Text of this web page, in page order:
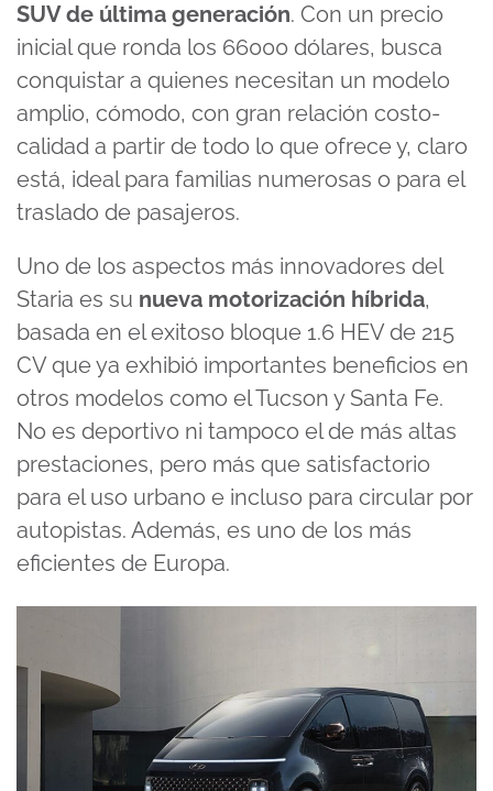
SUV de última generación. Con un precio
inicial que ronda los 66000 dólares, busca
conquistar a quienes necesitan un modelo
amplio, cómodo, con gran relación costo-
calidad a partir de todo lo que ofrece y, claro
está, ideal para familias numerosas o para el
traslado de pasajeros.
Uno de los aspectos más innovadores del
Staria es su nueva motorización híbrida,
basada en el exitoso bloque 1.6 HEV de 215
CV que ya exhibió importantes beneficios en
otros modelos como el Tucson y Santa Fe.
No es deportivo ni tampoco el de más altas
prestaciones, pero más que satisfactorio
para el uso urbano e incluso para circular por
autopistas. Además, es uno de los más
eficientes de Europa.